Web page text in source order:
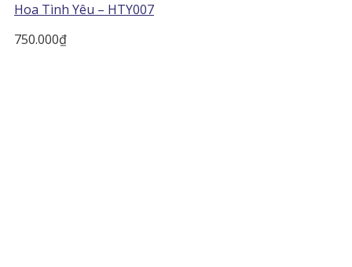
Hoa Tình Yêu – HTY007
750.000₫